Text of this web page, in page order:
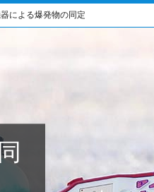
による爆発物の同定